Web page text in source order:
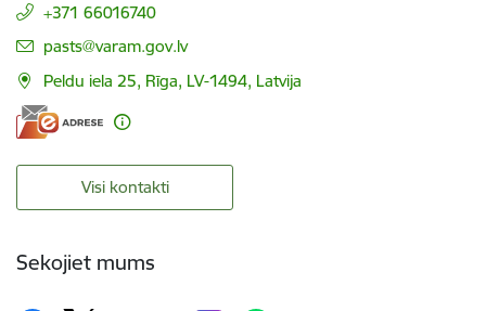
+371 66016740
E-pasts:
pasts@varam.gov.lv
Peldu iela 25, Rīga, LV-1494, Latvija
Visi kontakti
Sekojiet mums